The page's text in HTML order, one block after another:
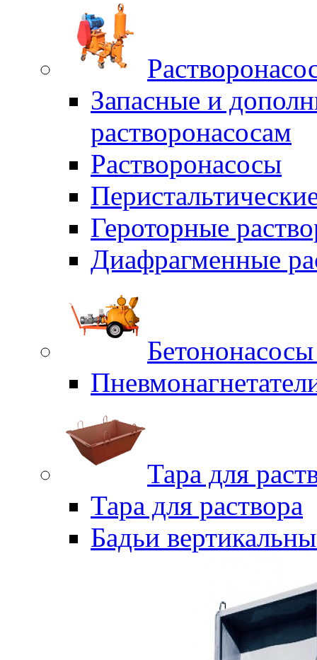
Запасные и
растворонасосам
Растворонасосы
Героторные
Диафрагменные
Тара для
Тара для раствора
Бадьи